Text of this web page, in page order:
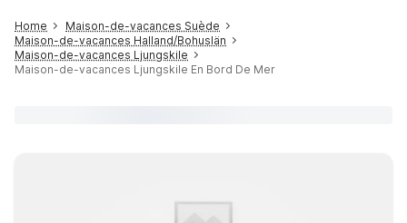
Home
Maison-de-vacances Suède
Maison-de-vacances Halland/Bohuslän
Maison-de-vacances Ljungskile
Maison-de-vacances Ljungskile En Bord De Mer